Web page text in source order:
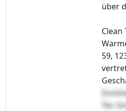
über
Clean
59,
Tec